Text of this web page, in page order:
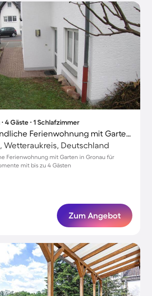
4 Gäste ∙ 1 Schlafzimmer
Familienfreundliche Ferienwohnung mit Garten und Terrasse | Stadtblick | Perfekt für die Arbeit von Zuhause
Wetteraukreis, Deutschland
Ferienwohnung mit Garten in Gronau für
mit bis zu 4 Gästen
Zum Angebot